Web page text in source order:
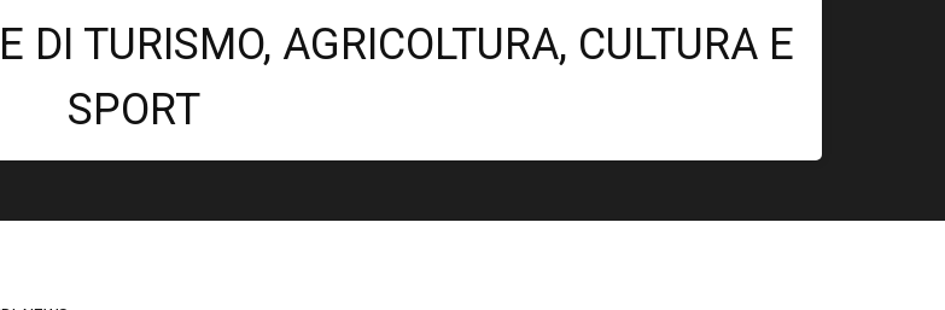
DI TURISMO, AGRICOLTURA, CULTURA E
SPORT